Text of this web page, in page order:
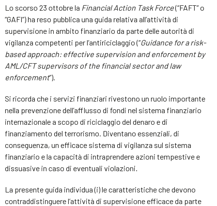
Lo scorso 23 ottobre la Financial Action Task Force(“FAFT” o
“GAFI”) ha reso pubblica una guida relativa all’attività di
supervisione in ambito finanziario da parte delle autorità di
vigilanza competenti per l’antiriciclaggio (“Guidance for a risk-
based approach: effective supervision and enforcement by
AML/CFT supervisors of the financial sector and law
enforcement”).
Si ricorda che i servizi finanziari rivestono un ruolo importante
nella prevenzione dell’afflusso di fondi nel sistema finanziario
internazionale a scopo di riciclaggio del denaro e di
finanziamento del terrorismo. Diventano essenziali, di
conseguenza, un efficace sistema di vigilanza sul sistema
finanziario e la capacità di intraprendere azioni tempestive e
dissuasive in caso di eventuali violazioni.
La presente guida individua (i) le caratteristiche che devono
contraddistinguere l’attività di supervisione efficace da parte